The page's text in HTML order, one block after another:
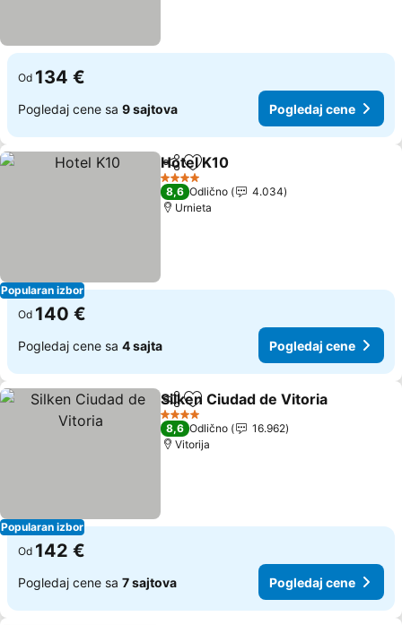
Od 134 €
Pogledaj cene sa 9 sajtova Pogledaj cene
Popularan izbor
Deli Dodati u favorite
Hotel K10
4 Zvezdice
8,6 Odlično
4.034
Urnieta
Od 140 €
Pogledaj cene sa 4 sajta Pogledaj cene
Popularan izbor
Deli Dodati u favorite
Silken Ciudad de Vitoria
4 Zvezdice
8,6 Odlično
16.962
Vitorija
Od 142 €
Pogledaj cene sa 7 sajtova Pogledaj cene